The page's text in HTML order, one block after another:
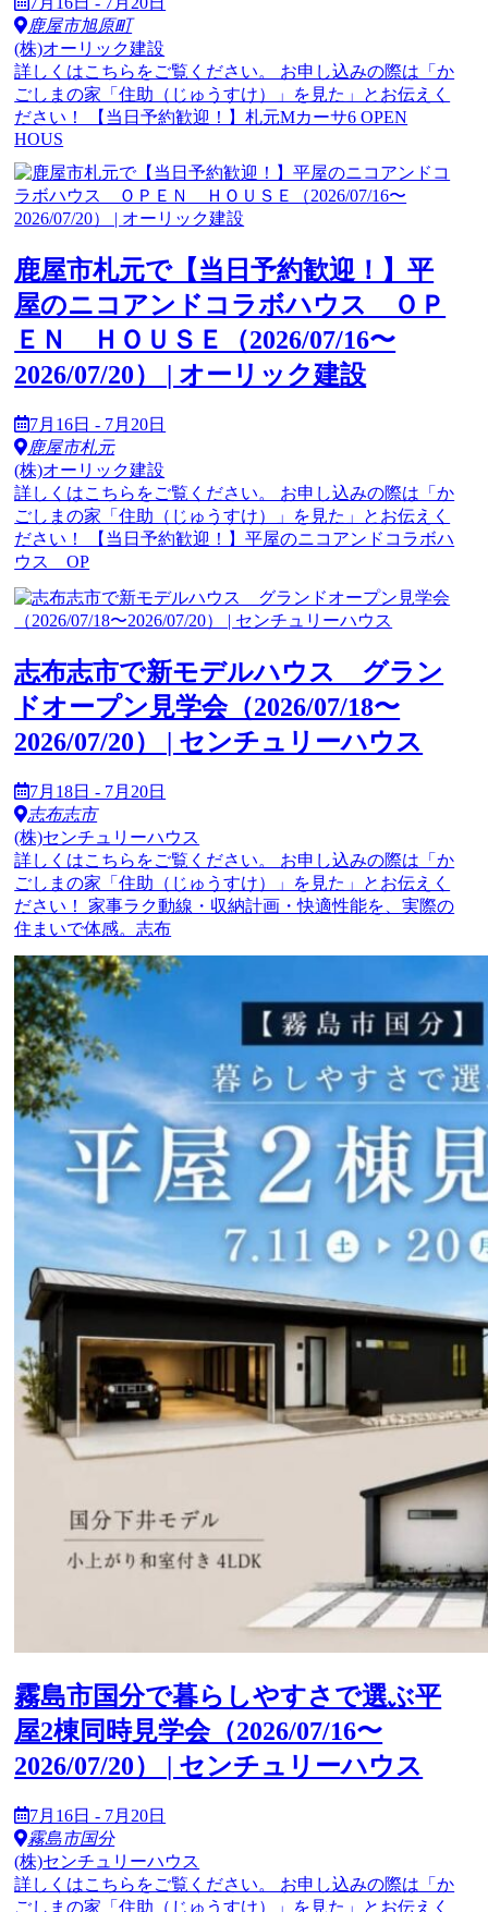
鹿屋市旭原町
(株)オーリック建設
詳しくはこちらをご覧ください。 お申し込みの際は「か
ごしまの家「住助（じゅうすけ）」を見た」とお伝えく
ださい！ 【当日予約歓迎！】札元Mカーサ6 OPEN
HOUS
鹿屋市札元で【当日予約歓迎！】平
屋のニコアンドコラボハウス ＯＰ
ＥＮ ＨＯＵＳＥ（2026/07/16〜
2026/07/20） | オーリック建設
7月16日 - 7月20日
鹿屋市札元
(株)オーリック建設
詳しくはこちらをご覧ください。 お申し込みの際は「か
ごしまの家「住助（じゅうすけ）」を見た」とお伝えく
ださい！ 【当日予約歓迎！】平屋のニコアンドコラボハ
ウス OP
志布志市で新モデルハウス グラン
ドオープン見学会（2026/07/18〜
2026/07/20） | センチュリーハウス
7月18日 - 7月20日
志布志市
(株)センチュリーハウス
詳しくはこちらをご覧ください。 お申し込みの際は「か
ごしまの家「住助（じゅうすけ）」を見た」とお伝えく
ださい！ 家事ラク動線・収納計画・快適性能を、実際の
住まいで体感。志布
霧島市国分で暮らしやすさで選ぶ平
屋2棟同時見学会（2026/07/16〜
2026/07/20） | センチュリーハウス
7月16日 - 7月20日
霧島市国分
(株)センチュリーハウス
詳しくはこちらをご覧ください。 お申し込みの際は「か
ごしまの家「住助（じゅうすけ）」を見た」とお伝えく